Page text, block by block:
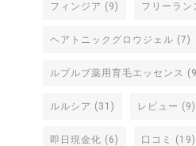
フィンジア (9) フリーラン
ヘアトニックグロウジェル (7)
ルプルプ薬用育毛エッセンス
ルルシア (31) レビュー (9)
即日現金化 (6) 口コミ (19)